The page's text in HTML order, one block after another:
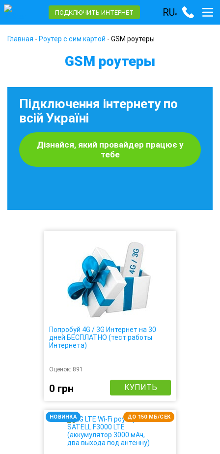
ПОДКЛЮЧИТЬ ИНТЕРНЕТ RU▾
Главная - Роутер с сим картой - GSM роутеры
GSM роутеры
Підключення інтернету по
всій Україні
Дізнайся, який провайдер працює у
тебе
Попробуй 4G / 3G Интернет на 30
дней БЕСПЛАТНО (тест работы
Интернета)
Оценок: 891
0 грн КУПИТЬ
НОВИНКА ДО 150 МБ/СЕК